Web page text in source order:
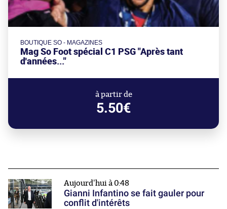
BOUTIQUE SO - MAGAZINES
Mag So Foot spécial C1 PSG "Après tant
d'années..."
à partir de
5.50€
Aujourd'hui à 0:48
Gianni Infantino se fait gauler pour
conflit d'intérêts